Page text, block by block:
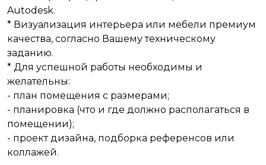
Autodesk.
* Визуализация интерьера или мебели премиум
качества, согласно Вашему техническому
заданию.
* Для успешной работы необходимы и
желательны:
- план помещения с размерами;
- планировка (что и где должно располагаться в
помещении);
- проект дизайна, подборка референсов или
коллажей.